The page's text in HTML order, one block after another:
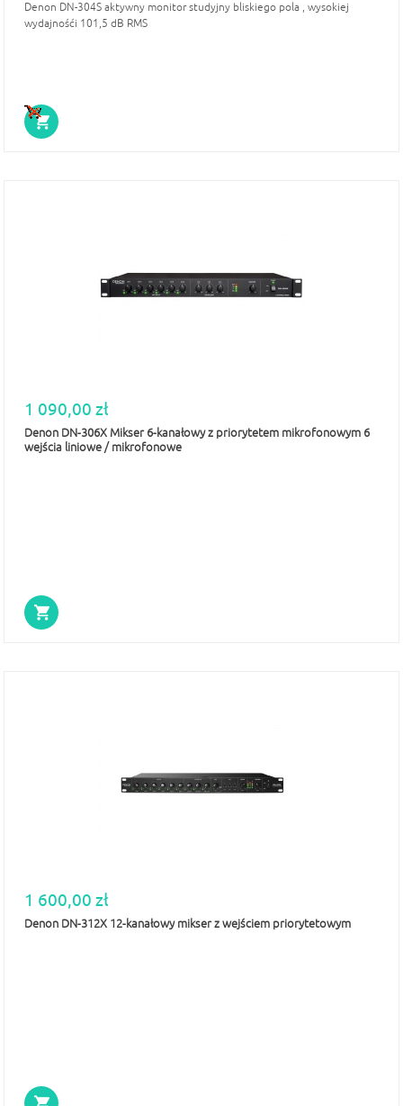
Denon DN-304S aktywny monitor studyjny bliskiego pola , wysokiej
wydajnośći 101,5 dB RMS
1 090,00 zł
Denon DN-306X Mikser 6-kanałowy z priorytetem mikrofonowym 6
wejścia liniowe / mikrofonowe
1 600,00 zł
Denon DN-312X 12-kanałowy mikser z wejściem priorytetowym